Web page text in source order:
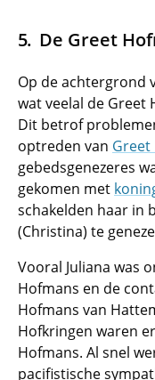
De Greet
Op de achtergrond
wat veelal de Greet
Dit betrof
optreden van Greet
gebedsgenezeres
gekomen met
schakelden haar in
(Christina) te
Vooral Juliana was
Hofmans en de
Hofmans van
Hofkringen waren
Hofmans. Al snel
pacifistische